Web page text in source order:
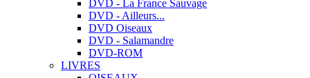
DVD - La France Sauvage
DVD - Ailleurs...
DVD Oiseaux
DVD - Salamandre
DVD-ROM
LIVRES